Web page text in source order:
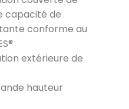
capacité de
conforme au
extérieure de
hauteur